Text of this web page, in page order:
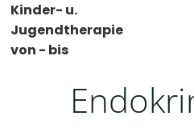
Kinder- u.
Jugendtherapie
von - bis